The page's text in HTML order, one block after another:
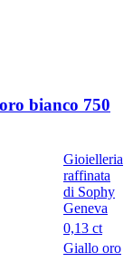
bianco 750
Gioielleria
raffinata
di Sophy
Geneva
0,13 ct
Giallo oro